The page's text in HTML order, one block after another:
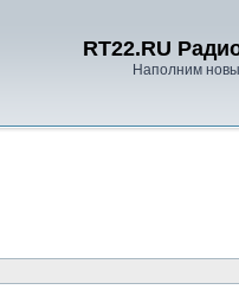
RT22.RU
Наполним